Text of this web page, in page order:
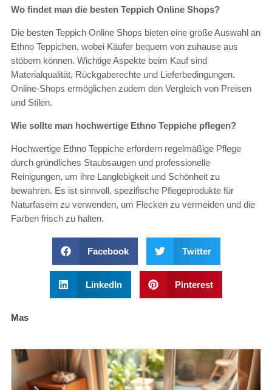
Wo findet man die besten Teppich Online Shops?
Die besten Teppich Online Shops bieten eine große Auswahl an
Ethno Teppichen, wobei Käufer bequem von zuhause aus
stöbern können. Wichtige Aspekte beim Kauf sind
Materialqualität, Rückgaberechte und Lieferbedingungen.
Online-Shops ermöglichen zudem den Vergleich von Preisen
und Stilen.
Wie sollte man hochwertige Ethno Teppiche pflegen?
Hochwertige Ethno Teppiche erfordern regelmäßige Pflege
durch gründliches Staubsaugen und professionelle
Reinigungen, um ihre Langlebigkeit und Schönheit zu
bewahren. Es ist sinnvoll, spezifische Pflegeprodukte für
Naturfasern zu verwenden, um Flecken zu vermeiden und die
Farben frisch zu halten.
Facebook Twitter
LinkedIn Pinterest
Mas